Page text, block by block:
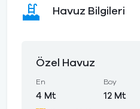
Havuz Bilgileri
Özel Havuz
En
4 Mt
Boy
12 Mt